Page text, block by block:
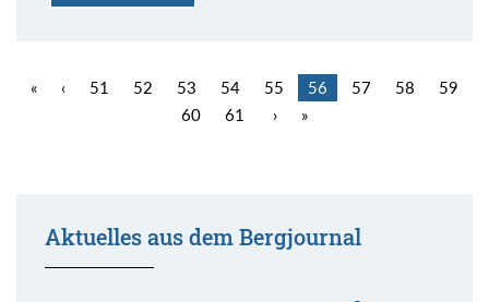
« ‹ 51 52 53 54 55 56 57 58
59
60
61 › »
Aktuelles aus dem Bergjournal